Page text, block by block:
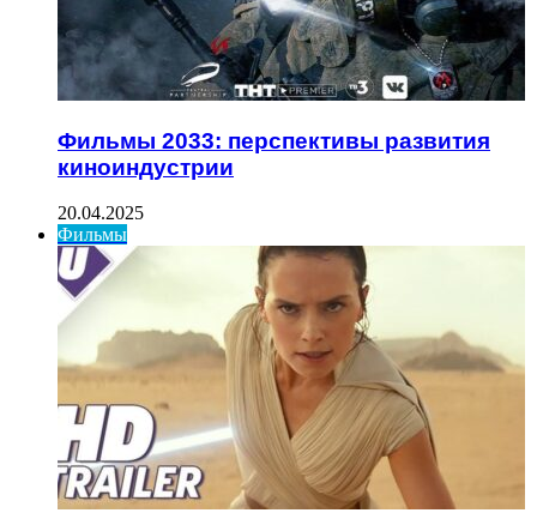
Фильмы 2033: перспективы развития
киноиндустрии
20.04.2025
Фильмы